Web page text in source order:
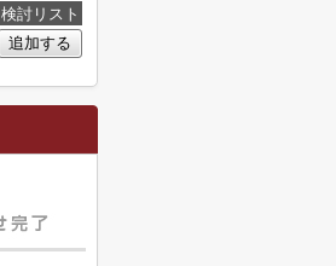
検討リスト
追加する